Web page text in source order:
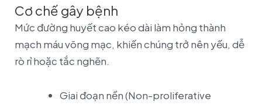
Cơ chế gây bệnh
Mức đường huyết cao kéo dài làm hỏng thành
mạch máu võng mạc, khiến chúng trở nên yếu, dễ
rò rỉ hoặc tắc nghẽn.
Giai đoạn nền (Non-proliferative